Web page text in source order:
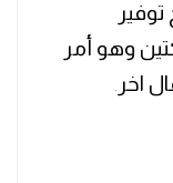
وهو أمر
اخر .